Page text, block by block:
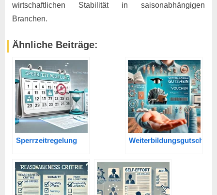
wirtschaftlichen Stabilität in saisonabhängigen
Branchen.
Ähnliche Beiträge:
Sperrzeitregelung Weiterbildungsgutschein